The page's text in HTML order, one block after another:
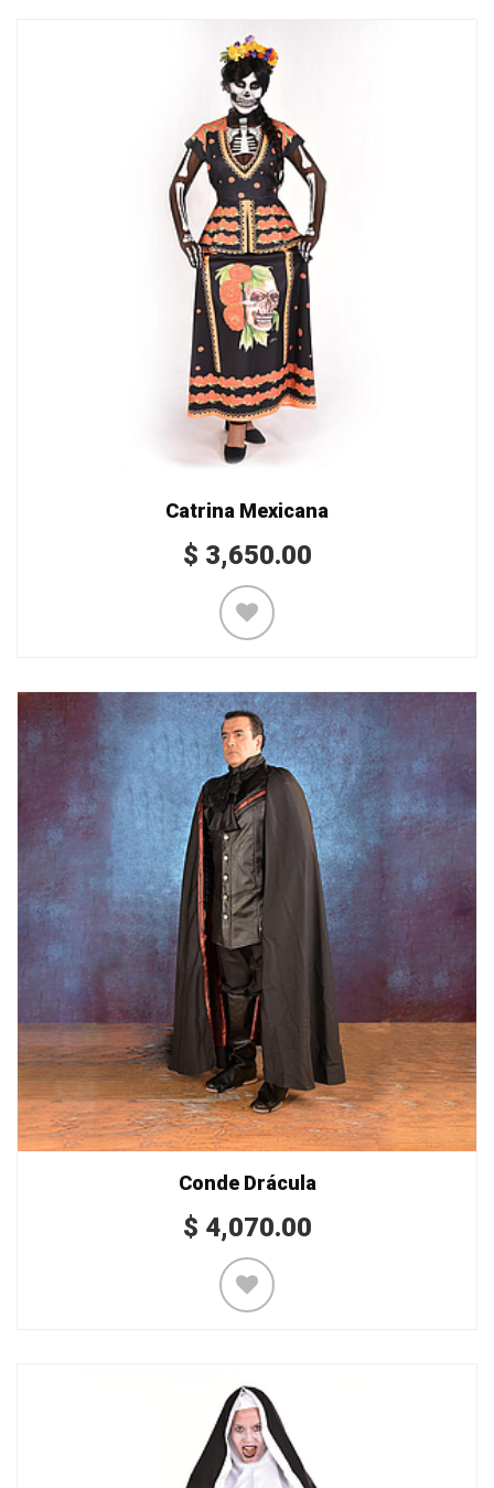
Catrina Mexicana
$ 3,650.00
Conde Drácula
$ 4,070.00